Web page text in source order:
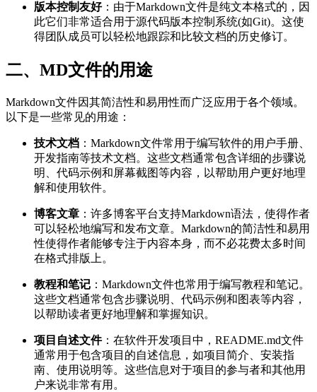
版本控制友好：由于Markdown文件是纯文本格式的，因
此它们非常适合用于源代码版本控制系统(如Git)。这使
得团队成员可以轻松地跟踪和比较文档的历史修订。
二、MD文件的用途
Markdown文件因其简洁性和易用性而广泛应用于各个领域。
以下是一些常见的用途：
技术文档 ：Markdown文件常用于编写软件的用户手册、
开发指南等技术文档。这些文档通常包含详细的步骤说
明、代码示例和屏幕截图等内容，以帮助用户更好地理
解和使用软件。
博客文章 ：许多博客平台支持Markdown语法，使得作者
可以轻松地编写和发布文章。Markdown的简洁性和易用
性使得作者能够专注于内容本身，而不必花费太多时间
在格式排版上。
教程和笔记 ：Markdown文件也常用于编写教程和笔记。
这些文档通常包含步骤说明、代码示例和图表等内容，
以帮助读者更好地理解和掌握知识。
项目自述文件：在软件开发项目中，README.md文件
通常用于包含项目的自述信息，如项目简介、安装指
南、使用说明等。这些信息对于项目的参与者和其他用
户来说非常有用。